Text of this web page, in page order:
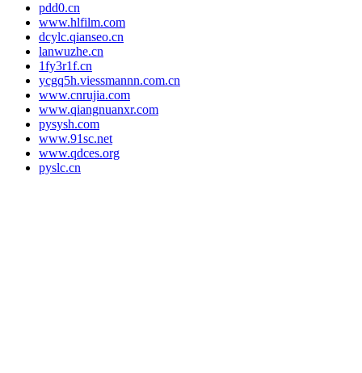
pdd0.cn
www.hlfilm.com
dcylc.qianseo.cn
lanwuzhe.cn
1fy3r1f.cn
ycgq5h.viessmannn.com.cn
www.cnrujia.com
www.qiangnuanxr.com
pysysh.com
www.91sc.net
www.qdces.org
pyslc.cn